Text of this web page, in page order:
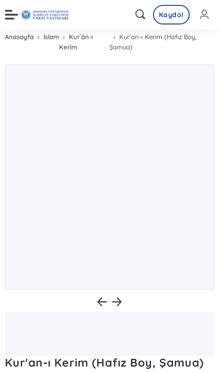
Kaydol
Anasayfa İslam
Kur`ân-ı
Kerîm
Kur'an-ı Kerim (Hafız Boy,
Şamua)
Kur'an-ı Kerim (Hafız Boy, Şamua)